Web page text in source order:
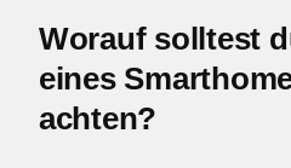
Worauf solltest
eines
achten?